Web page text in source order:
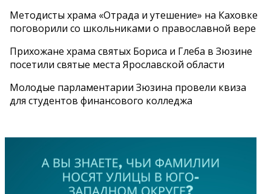
Методисты храма «Отрада и утешение» на Каховке
поговорили со школьниками о православной вере
Прихожане храма святых Бориса и Глеба в Зюзине
посетили святые места Ярославской области
Молодые парламентарии Зюзина провели квиза
для студентов финансового колледжа